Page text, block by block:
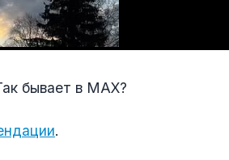
бывает в МАХ?
.